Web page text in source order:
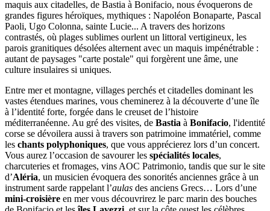
maquis aux citadelles, de Bastia à Bonifacio, nous évoquerons de
grandes figures héroïques, mythiques : Napoléon Bonaparte, Pascal
Paoli, Ugo Colonna, sainte Lucie... A travers des horizons
contrastés, où plages sublimes ourlent un littoral vertigineux, les
parois granitiques désolées alternent avec un maquis impénétrable :
autant de paysages "carte postale" qui forgèrent une âme, une
culture insulaires si uniques.
Entre mer et montagne, villages perchés et citadelles dominant les
vastes étendues marines, vous cheminerez à la découverte d’une île
à l’identité forte, forgée dans le creuset de l’histoire
méditerranéenne. Au gré des visites, de Bastia à Bonifacio, l'identité
corse se dévoilera aussi à travers son patrimoine immatériel, comme
les chants polyphoniques, que vous apprécierez lors d’un concert.
Vous aurez l’occasion de savourer les spécialités locales,
charcuteries et fromages, vins AOC Patrimonio, tandis que sur le site
d’Aléria, un musicien évoquera des sonorités anciennes grâce à un
instrument sarde rappelant l’aulas des anciens Grecs… Lors d’une
mini-croisière en mer vous découvrirez le parc marin des bouches